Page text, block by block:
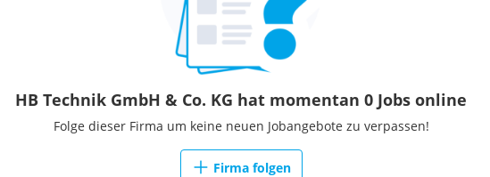
HB Technik GmbH & Co. KG hat momentan 0 Jobs online
Folge dieser Firma um keine neuen Jobangebote zu verpassen!
Firma folgen